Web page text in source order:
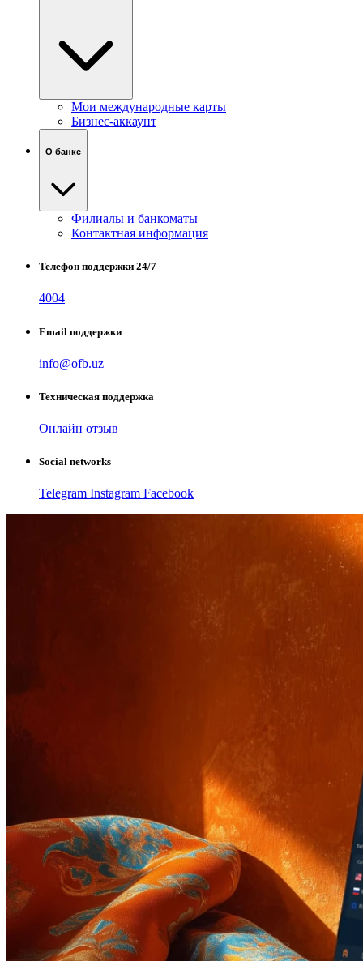
Мои международные карты
Бизнес-аккаунт
О банке
Филиалы и банкоматы
Контактная информация
Телефон поддержки 24/7
4004
Email поддержки
info@ofb.uz
Техническая поддержка
Онлайн отзыв
Social networks
Telegram Instagram Facebook